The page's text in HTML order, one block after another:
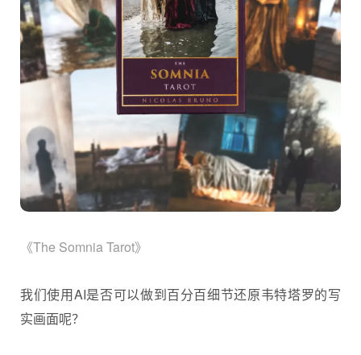
《The Somnia Tarot》
我们使用AI是否可以做到百分百细节还原韦特塔罗的写
实画面呢？